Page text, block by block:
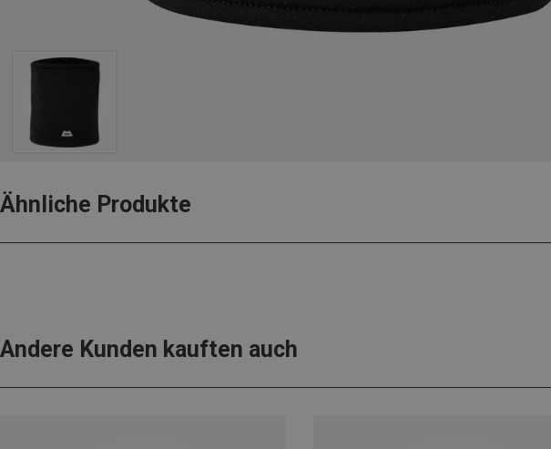
Ähnliche Produkte
Andere Kunden kauften auch